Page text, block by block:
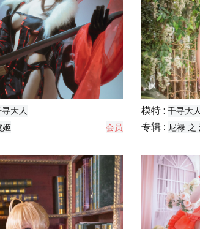
大人
姬 会员
模特 : 千寻大
专辑 : 尼禄 之